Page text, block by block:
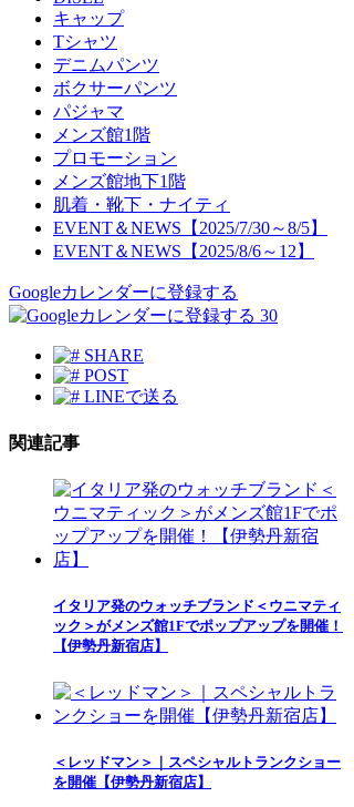
キャップ
Tシャツ
デニムパンツ
ボクサーパンツ
パジャマ
メンズ館1階
プロモーション
メンズ館地下1階
肌着・靴下・ナイティ
EVENT＆NEWS【2025/7/30～8/5】
EVENT＆NEWS【2025/8/6～12】
Googleカレンダーに登録する
30
SHARE
POST
LINEで送る
関連記事
イタリア発のウォッチブランド＜ウニマティ
ック＞がメンズ館1Fでポップアップを開催！
【伊勢丹新宿店】
＜レッドマン＞｜スペシャルトランクショー
を開催【伊勢丹新宿店】